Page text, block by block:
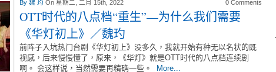
By 魏 玓 On 星期二, 二月 15th, 2022 0 Comments
OTT时代的八点档“重生”—为什么我们需要
《华灯初上》／魏玓
前阵子入坑热门台剧《华灯初上》没多久，我就开始有种无以名状的既
视感，后来慢慢懂了，原来，《华灯》就是OTT时代的八点档连续剧
啊。 会这样说，当然需要再精确一些。
More...